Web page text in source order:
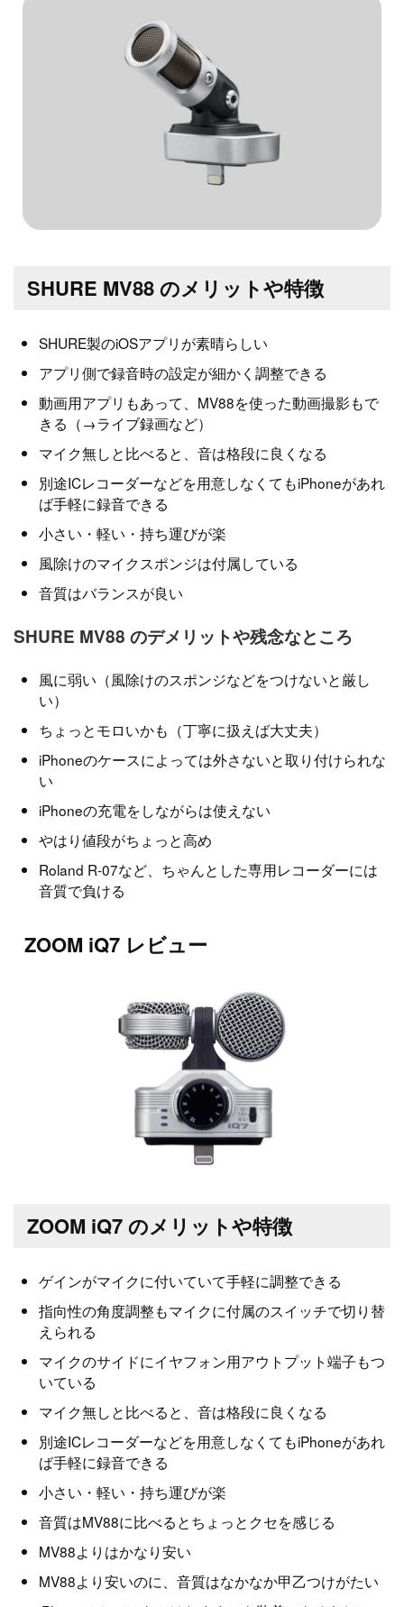
SHURE MV88 のメリットや特徴
SHURE製のiOSアプリが素晴らしい
アプリ側で録音時の設定が細かく調整できる
動画用アプリもあって、MV88を使った動画撮影もで
きる（→ライブ録画など）
マイク無しと比べると、音は格段に良くなる
別途ICレコーダーなどを用意しなくてもiPhoneがあれ
ば手軽に録音できる
小さい・軽い・持ち運びが楽
風除けのマイクスポンジは付属している
音質はバランスが良い
SHURE MV88 のデメリットや残念なところ
風に弱い（風除けのスポンジなどをつけないと厳し
い）
ちょっとモロいかも（丁寧に扱えば大丈夫）
iPhoneのケースによっては外さないと取り付けられな
い
iPhoneの充電をしながらは使えない
やはり値段がちょっと高め
Roland R-07など、ちゃんとした専用レコーダーには
音質で負ける
ZOOM iQ7 レビュー
ZOOM iQ7 のメリットや特徴
ゲインがマイクに付いていて手軽に調整できる
指向性の角度調整もマイクに付属のスイッチで切り替
えられる
マイクのサイドにイヤフォン用アウトプット端子もつ
いている
マイク無しと比べると、音は格段に良くなる
別途ICレコーダーなどを用意しなくてもiPhoneがあれ
ば手軽に録音できる
小さい・軽い・持ち運びが楽
音質はMV88に比べるとちょっとクセを感じる
MV88よりはかなり安い
MV88より安いのに、音質はなかなか甲乙つけがたい